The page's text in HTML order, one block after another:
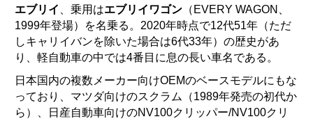
エブリイ
、乗用はエブリイワゴン （ EVERY WAGON
1999年登場）を名乗る。2020年時点で12代51年（ただ
しキャリイバンを除いた場合は6代33年）の歴史があ
り、軽自動車の中では4番目に息の長い車名である。
日本国内の複数メーカー向けOEMのベースモデルにもな
っており、マツダ向けのスクラム（1989年発売の初代か
ら）、日産自動車向けのNV100クリッパー/NV100クリ